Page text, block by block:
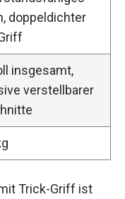
doppeldichter
insgesamt,
verstellbarer
Trick-Griff ist